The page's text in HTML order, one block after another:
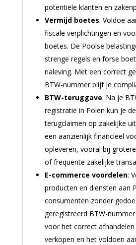
potentiële klanten en
Vermijd boetes: Voldoe
fiscale verplichtingen en
boetes. De Poolse
strenge regels en forse
naleving. Met een correct
BTW-nummer blijf je
BTW-teruggave: Na je
registratie in Polen kun je
terugclaimen op zakelijke
een aanzienlijk financieel
opleveren, vooral bij
of frequente zakelijke
E-commerce voordelen:
producten en diensten aan
consumenten zonder
geregistreerd BTW-
voor het correct afhandelen
verkopen en het voldoen